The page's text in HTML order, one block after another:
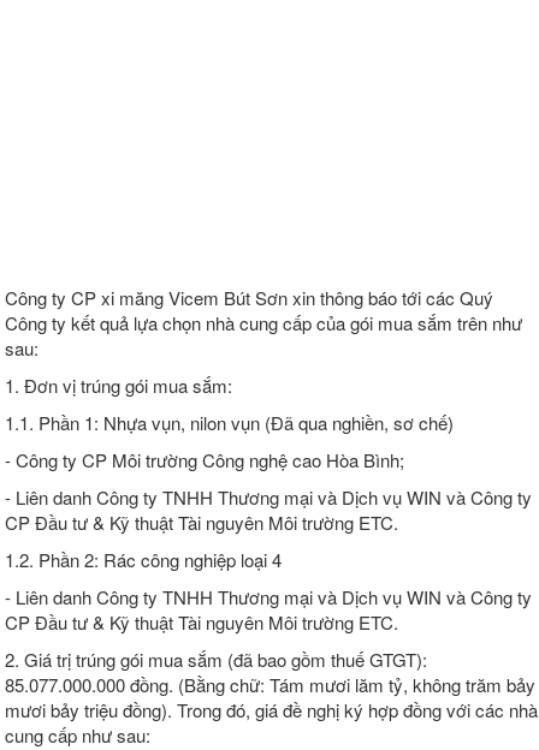
Công ty CP xi măng Vicem Bút Sơn xin thông báo tới các Quý
Công ty kết quả lựa chọn nhà cung cấp của gói mua sắm trên như
sau:
1. Đơn vị trúng gói mua sắm:
1.1. Phần 1: Nhựa vụn, nilon vụn (Đã qua nghiền, sơ chế)
- Công ty CP Môi trường Công nghệ cao Hòa Bình;
- Liên danh Công ty TNHH Thương mại và Dịch vụ WIN và Công ty
CP Đầu tư & Kỹ thuật Tài nguyên Môi trường ETC.
1.2. Phần 2: Rác công nghiệp loại 4
- Liên danh Công ty TNHH Thương mại và Dịch vụ WIN và Công ty
CP Đầu tư & Kỹ thuật Tài nguyên Môi trường ETC.
2. Giá trị trúng gói mua sắm (đã bao gồm thuế GTGT):
85.077.000.000 đồng. (Bằng chữ: Tám mươi lăm tỷ, không trăm bảy
mươi bảy triệu đồng). Trong đó, giá đề nghị ký hợp đồng với các nhà
cung cấp như sau: